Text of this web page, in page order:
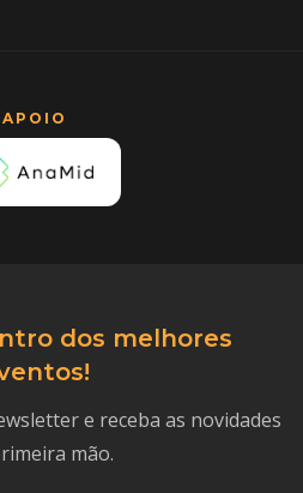
APOIO
dos melhores
e receba as novidades
mão.